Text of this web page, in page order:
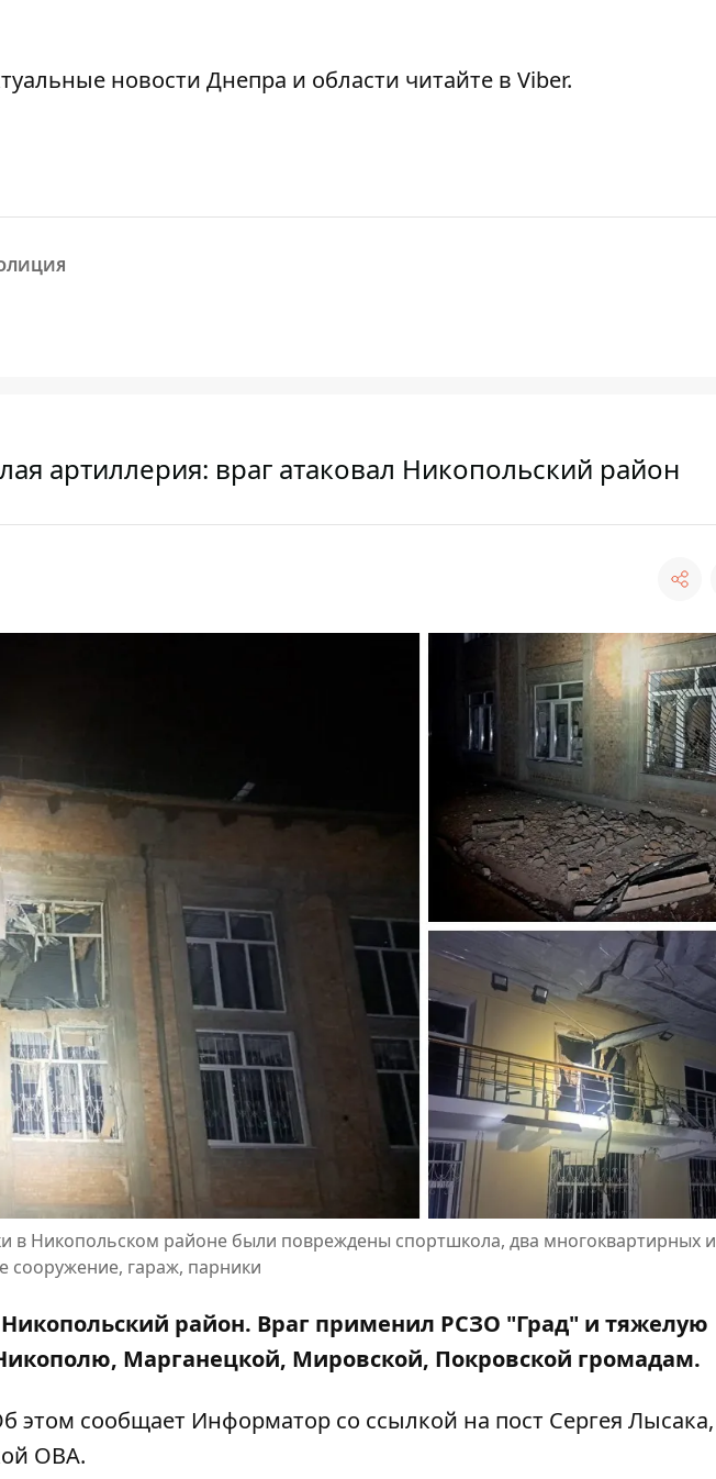
новости Днепра и области читайте в Viber.
артиллерия: враг атаковал Никопольский район
в Никопольском районе были повреждены спортшкола, два многоквартирных и
сооружение, гараж, парники
район. Враг применил РСЗО "Град" и тяжелую
Марганецкой, Мировской, Покровской громадам.
этом сообщает Информатор со ссылкой на пост Сергея Лысака,
ОВА.